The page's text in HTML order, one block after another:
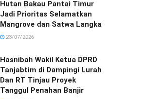
Hutan Bakau Pantai Timur
Jadi Prioritas Selamatkan
Mangrove dan Satwa Langka
23/07/2026
Hasnibah Wakil Ketua DPRD
Tanjabtim di Dampingi Lurah
Dan RT Tinjau Proyek
Tanggul Penahan Banjir